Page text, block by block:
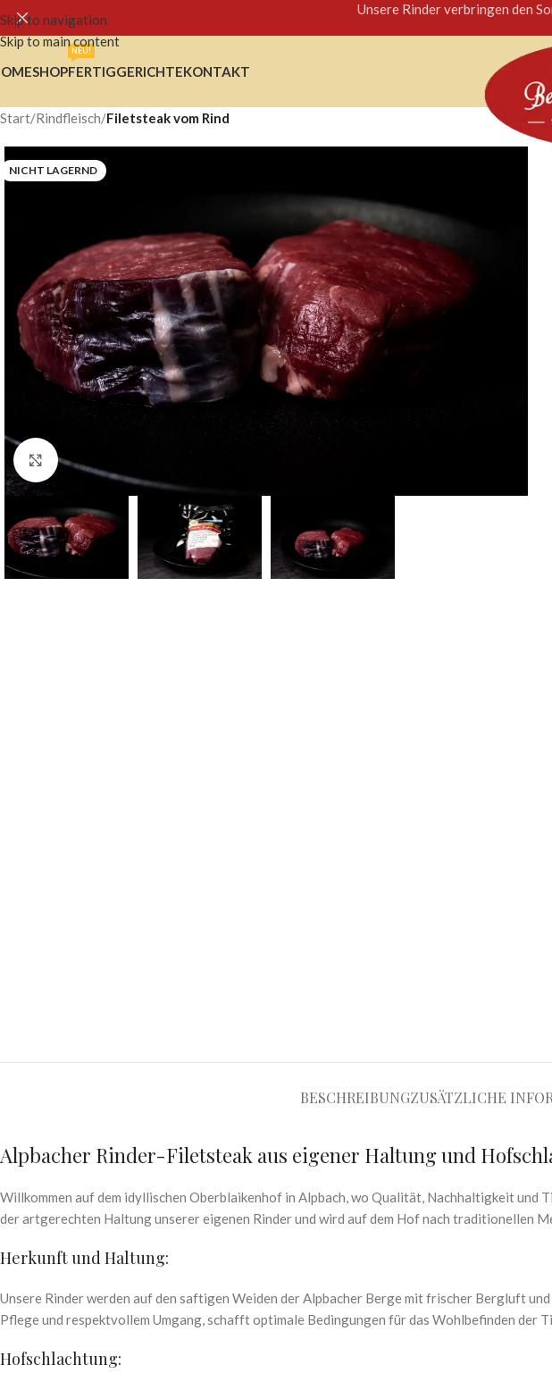
Skip to navigation
Skip to main content
Unsere Rinder verbringen den
SHOPFERTIGGERICHTE
NEU!
KONTAKT
Start/Rindfleisch/Filetsteak vom Rind
NICHT LAGERND
Zum vergrößern anklicken
BESCHREIBUNGZUSÄTZLICHE
Alpbacher Rinder-Filetsteak aus eigener Haltung und
Willkommen auf dem idyllischen Oberblaikenhof in Alpbach, wo Qualität, Nachhaltigkeit
der artgerechten Haltung unserer eigenen Rinder und wird auf dem Hof nach traditionellen
Herkunft und Haltung:
Unsere Rinder werden auf den saftigen Weiden der Alpbacher Berge mit frischer Bergluft
Pflege und respektvollem Umgang, schafft optimale Bedingungen für das Wohlbefinden der
Hofschlachtung: